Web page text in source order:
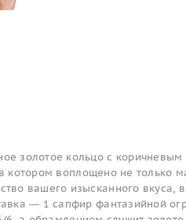
золотое кольцо с
в котором воплощено не только
вашего изысканного вкуса,
— 1 сапфир фантазийной